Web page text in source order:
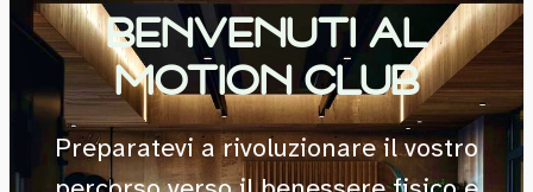
BENVENUTI AL
MOTION CLUB
Preparatevi a rivoluzionare il vostro